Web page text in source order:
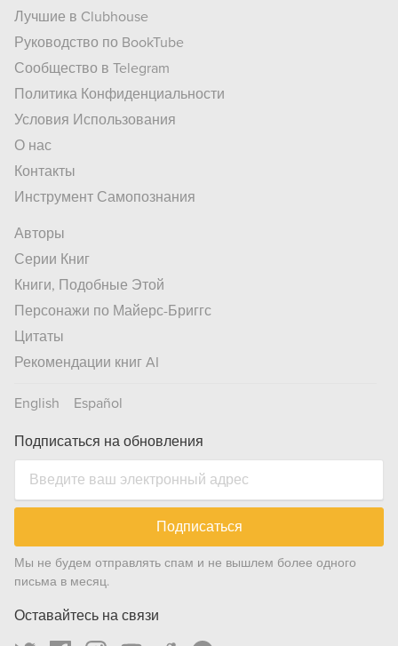
Лучшие в Clubhouse
Руководство по BookTube
Сообщество в Telegram
Политика Конфиденциальности
Условия Использования
О нас
Контакты
Инструмент Самопознания
Авторы
Серии Книг
Книги, Подобные Этой
Персонажи по Майерс-Бриггс
Цитаты
Рекомендации книг AI
English Español
Подписаться на обновления
Подписаться
Мы не будем отправлять спам и не вышлем более одного
письма в месяц.
Оставайтесь на связи